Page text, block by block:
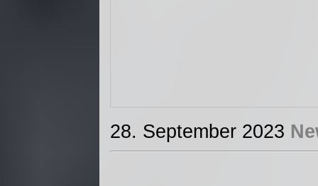
28. September 2023